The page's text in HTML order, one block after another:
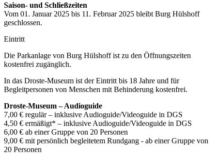
Saison- und Schließzeiten
Vom 01. Januar 2025 bis 11. Februar 2025 bleibt Burg Hülshoff
geschlossen.
Eintritt
Die Parkanlage von Burg Hülshoff ist zu den Öffnungszeiten
kostenfrei zugänglich.
In das Droste-Museum ist der Eintritt bis 18 Jahre und für
Begleitpersonen von Menschen mit Behinderung kostenfrei.
Droste-Museum – Audioguide
7,00 € regulär – inklusive Audioguide/Videoguide in DGS
4,50 € ermäßigt* – inklusive Audioguide/Videoguide in DGS
6,00 € ab einer Gruppe von 20 Personen
9,00 € mit persönlich begleitetem Rundgang - ab einer Gruppe von
20 Personen